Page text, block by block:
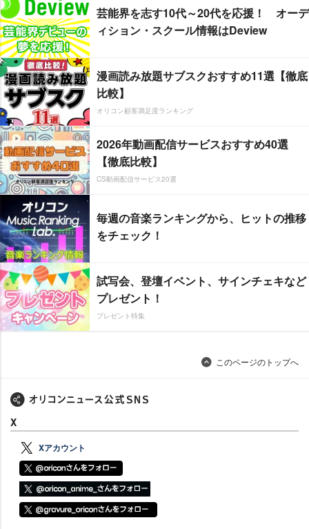
芸能界を志す10代～20代を応援！ オーデ
ィション・スクール情報はDeview
漫画読み放題サブスクおすすめ11選【徹底
比較】
オリコン顧客満足度ランキング
2026年動画配信サービスおすすめ40選
【徹底比較】
CS動画配信サービス20選
毎週の音楽ランキングから、ヒットの推移
をチェック！
試写会、登壇イベント、サインチェキなど
プレゼント！
プレゼント特集
このページのトップへ
X
Xアカウント